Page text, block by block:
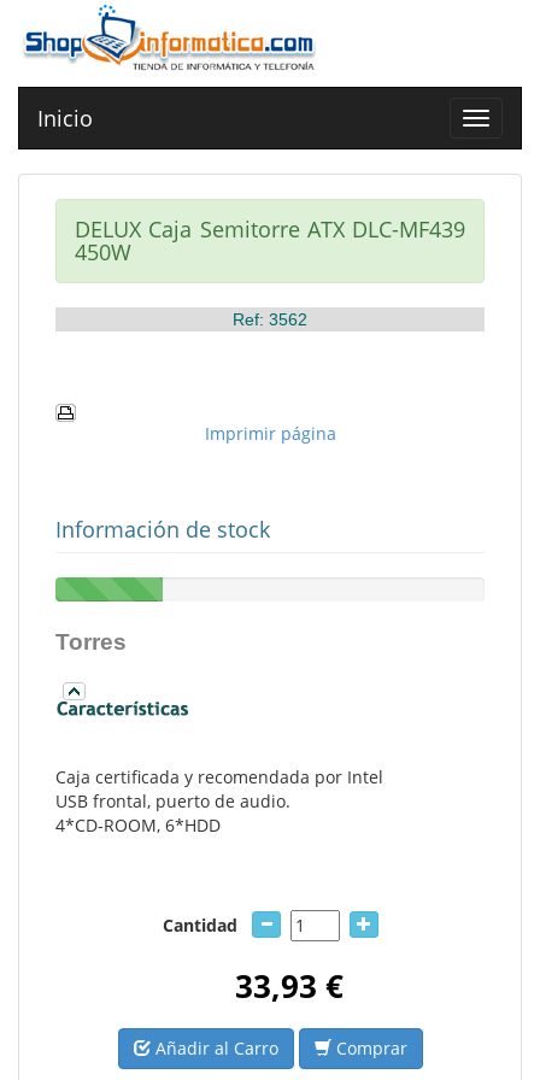
Toggle
Inicio
DELUX Caja Semitorre ATX DLC-MF439
450W
Ref: 3562
Imprimir página
Información de stock
Torres
Caja certificada y recomendada por Intel
USB frontal, puerto de audio.
4*CD-ROOM, 6*HDD
Cantidad
33,93 €
Añadir al Carro Comprar